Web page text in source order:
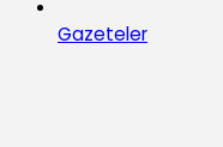
Gazeteler